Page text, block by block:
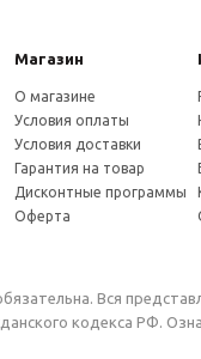
Магазин
О магазине
Условия оплаты
Условия доставки
Гарантия на товар
Дисконтные программы
Оферта
Вся
кодекса РФ.